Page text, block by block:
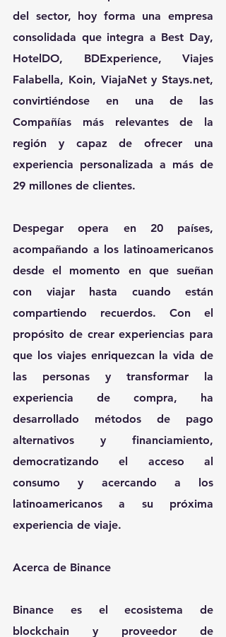
del sector, hoy forma una empresa
consolidada que integra a Best Day,
HotelDO, BDExperience, Viajes
Falabella, Koin, ViajaNet y Stays.net,
convirtiéndose en una de las
Compañías más relevantes de la
región y capaz de ofrecer una
experiencia personalizada a más de
29 millones de clientes.
Despegar opera en 20 países,
acompañando a los latinoamericanos
desde el momento en que sueñan
con viajar hasta cuando están
compartiendo recuerdos. Con el
propósito de crear experiencias para
que los viajes enriquezcan la vida de
las personas y transformar la
experiencia de compra, ha
desarrollado métodos de pago
alternativos y financiamiento,
democratizando el acceso al
consumo y acercando a los
latinoamericanos a su próxima
experiencia de viaje.
Acerca de Binance
Binance es el ecosistema de
blockchain y proveedor de